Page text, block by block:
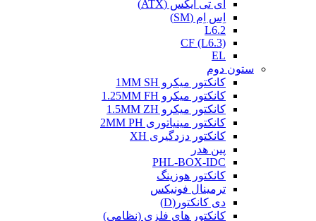
ای تی ایکس (ATX)
اِس اِم (SM)
L6.2
CF (L6.3)
EL
ستون دوم
کانکتور میکرو 1MM SH
کانکتور میکرو 1.25MM FH
کانکتور میکرو 1.5MM ZH
کانکتور مینیاتوری 2MM PH
کانکتور دزدگیری XH
پین هدر
PHL-BOX-IDC
کانکتور هوزینگ
ترمینال فونیکس
دی کانکتور(D)
کانکتور های فلزی (نظامی)